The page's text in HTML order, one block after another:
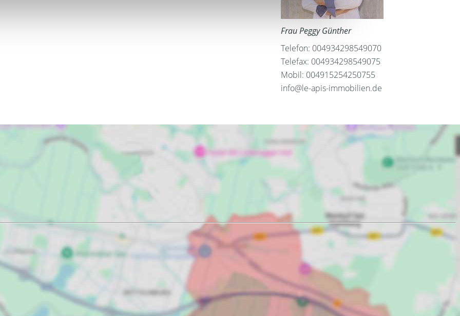
Frau Peggy Günther
Telefon: 004934298549070
Telefax: 004934298549075
Mobil: 004915254250755
info@le-apis-immobilien.de